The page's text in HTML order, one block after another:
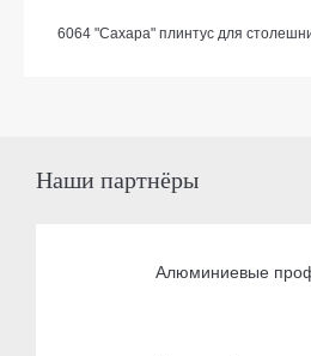
6064 "Сахара" плинтус для
Наши партнёры
Алюминиевые